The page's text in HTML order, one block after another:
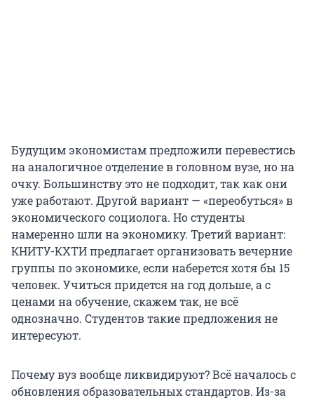
Будущим экономистам предложили перевестись
на аналогичное отделение в головном вузе, но на
очку. Большинству это не подходит, так как они
уже работают. Другой вариант — «переобуться» в
экономического социолога. Но студенты
намеренно шли на экономику. Третий вариант:
КНИТУ-КХТИ предлагает организовать вечерние
группы по экономике, если наберется хотя бы 15
человек. Учиться придется на год дольше, а с
ценами на обучение, скажем так, не всё
однозначно. Студентов такие предложения не
интересуют.
Почему вуз вообще ликвидируют? Всё началось с
обновления образовательных стандартов. Из-за